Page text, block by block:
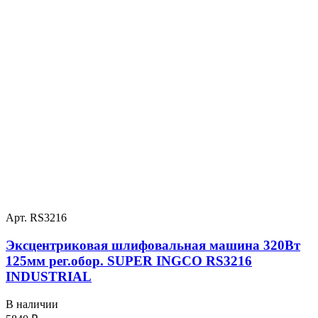
Арт. RS3216
Эксцентриковая шлифовальная машина 320Вт
125мм рег.обор. SUPER INGCO RS3216
INDUSTRIAL
В наличии